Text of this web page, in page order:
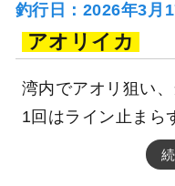
釣行日：2026年3月
アオリイカ
湾内でアオリ狙い
1回はライン止まら